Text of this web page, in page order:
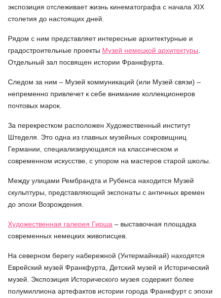
экспозиция отслеживает жизнь кинематографа с начала XIX
столетия до настоящих дней.
Рядом с ним представляет интересные архитектурные и
градостроительные проекты Музей немецкой архитектуры
Отдельный зал посвящен истории Франкфурта.
Следом за ним – Музей коммуникаций (или Музей связи) –
непременно привлечет к себе внимание коллекционеров
почтовых марок.
За перекрестком расположен Художественный институт
Штеделя. Это одна из главных музейных сокровищниц
Германии, специализирующаяся на классическом и
современном искусстве, с упором на мастеров старой школы.
Между улицами Рембрандта и Рубенса находится Музей
скульптуры, представляющий экспонаты с античных времен
до эпохи Возрождения.
Художественная галерея Гирша – выставочная площадка
современных немецких живописцев.
На северном берегу набережной (Унтермайнкай) находятся
Еврейский музей Франкфурта, Детский музей и Исторический
музей. Экспозиция Исторического музея содержит более
полумиллиона артефактов истории города Франкфурт с эпохи